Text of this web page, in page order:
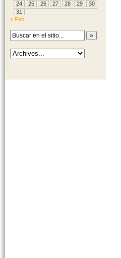
24
25 26 27 28 29
30
31
« Feb